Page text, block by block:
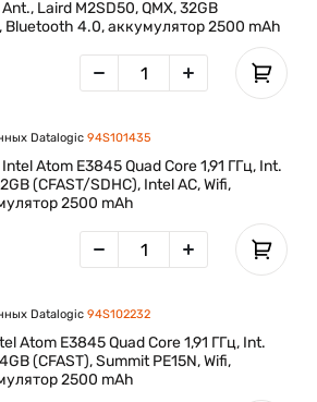
Laird M2SD50, QMX, 32GB
Bluetooth 4.0, аккумулятор 2500 mAh
Datalogic 94S101435
Atom E3845 Quad Core 1,91 ГГц, Int.
(CFAST/SDHC), Intel AC, Wifi,
2500 mAh
Datalogic 94S102232
Atom E3845 Quad Core 1,91 ГГц, Int.
(CFAST), Summit PE15N, Wifi,
2500 mAh